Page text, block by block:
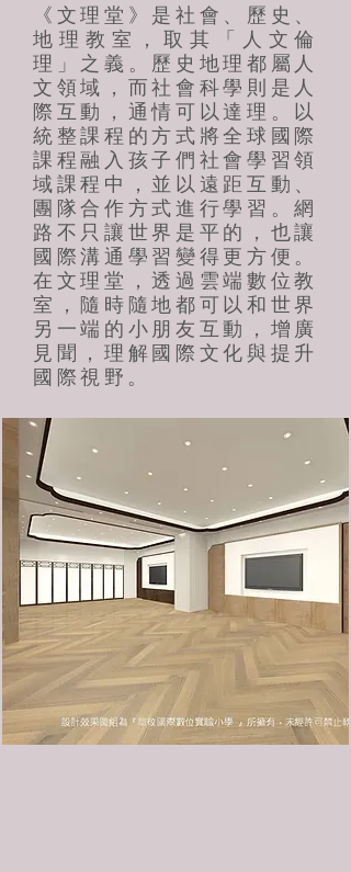
《文理堂》是社會、歷史、
地理教室，取其「人文倫
理」之義。歷史地理都屬人
文領域，而社會科學則是人
際互動，通情可以達理。以
統整課程的方式將全球國際
課程融入孩子們社會學習領
域課程中，並以遠距互動、
團隊合作方式進行學習。網
路不只讓世界是平的，也讓
國際溝通學習變得更方便。
在文理堂，透過雲端數位教
室，隨時隨地都可以和世界
另一端的小朋友互動，增廣
見聞，理解國際文化與提升
國際視野。